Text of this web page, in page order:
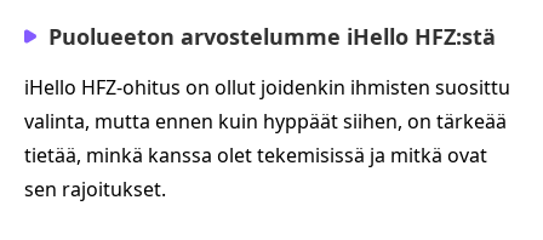
Puolueeton arvostelumme iHello HFZ:stä
iHello HFZ-ohitus on ollut joidenkin ihmisten suosittu
valinta, mutta ennen kuin hyppäät siihen, on tärkeää
tietää, minkä kanssa olet tekemisissä ja mitkä ovat
sen rajoitukset.